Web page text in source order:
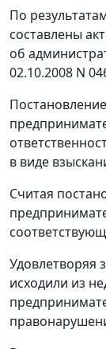
По
составлены
об
02.10.2008 N
в виде
Считая
Удовлетворяя
исходили из